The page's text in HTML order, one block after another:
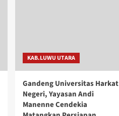
KAB.LUWU UTARA
Gandeng Universitas Harkat
Negeri, Yayasan Andi
Manenne Cendekia